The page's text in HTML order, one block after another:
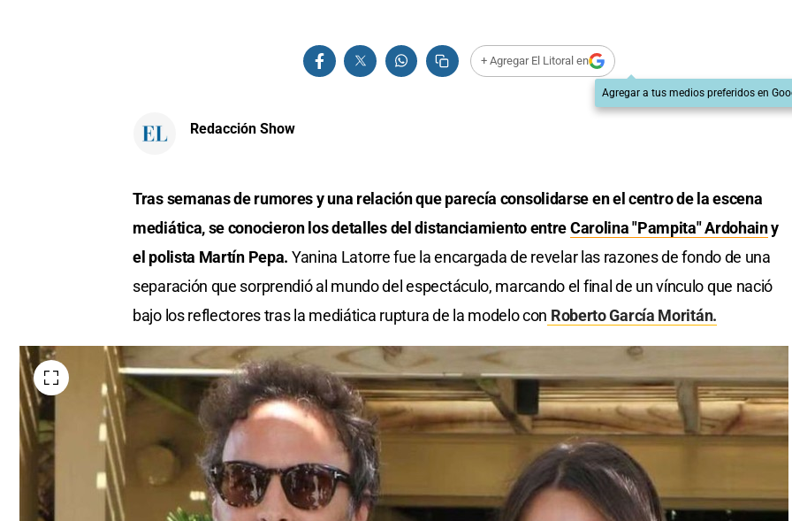
+ Agregar El Litoral en
Agregar a tus medios preferidos en
Redacción Show
Tras semanas de rumores y una relación que parecía consolidarse en el centro de la escena
mediática, se conocieron los detalles del distanciamiento entreCarolina "Pampita" Ardohainy
el polista Martín Pepa. Yanina Latorre fue la encargada de revelar las razones de fondo de una
separación que sorprendió al mundo del espectáculo, marcando el final de un vínculo que nació
bajo los reflectores tras la mediática ruptura de la modelo con Roberto García Moritán.